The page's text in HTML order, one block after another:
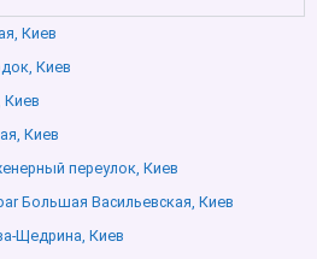
Киев
Киев
Киев
Киев
переулок, Киев
Большая Васильевская, Киев
Щедрина, Киев